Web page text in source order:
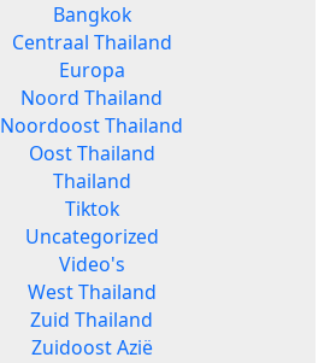
Bangkok
Centraal Thailand
Europa
Noord Thailand
Noordoost Thailand
Oost Thailand
Thailand
Tiktok
Uncategorized
Video's
West Thailand
Zuid Thailand
Zuidoost Azië